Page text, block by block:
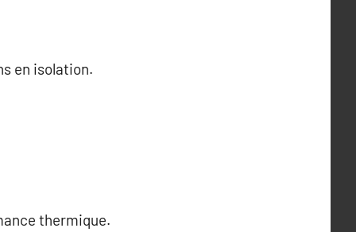
en isolation.
thermique.